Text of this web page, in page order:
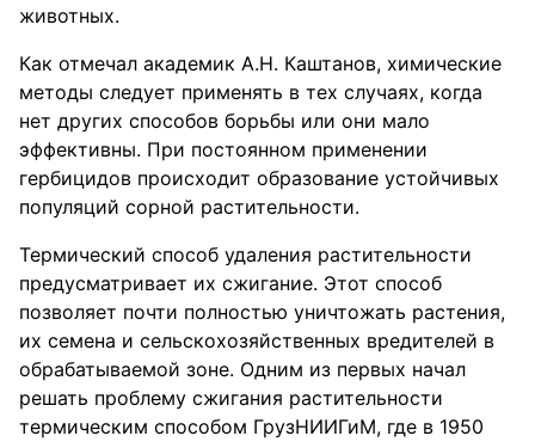
животных.
Как отмечал академик А.Н. Каштанов, химические
методы следует применять в тех случаях, когда
нет других способов борьбы или они мало
эффективны. При постоянном применении
гербицидов происходит образование устойчивых
популяций сорной растительности.
Термический способ удаления растительности
предусматривает их сжигание. Этот способ
позволяет почти полностью уничтожать растения,
их семена и сельскохозяйственных вредителей в
обрабатываемой зоне. Одним из первых начал
решать проблему сжигания растительности
термическим способом ГрузНИИГиМ, где в 1950